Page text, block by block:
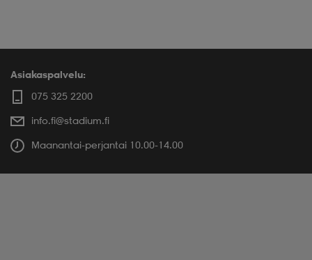
Asiakaspalvelu:
075 325 2200
info.fi@stadium.fi
Maanantai-perjantai 10.00-14.00